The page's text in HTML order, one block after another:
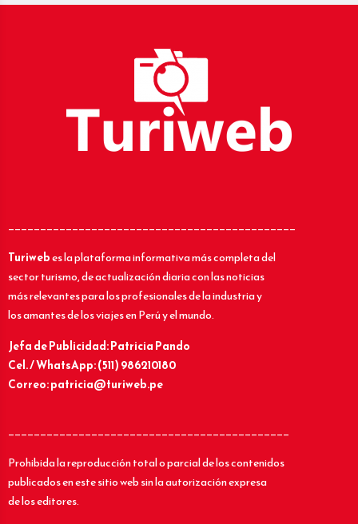
_____________________________________________
Turiwebes la plataforma informativa más completa del
sector turismo, de actualización diaria con las noticias
más relevantes para los profesionales de la industria y
los amantes de los viajes en Perú y el mundo.
Jefa de Publicidad: Patricia Pando
Cel. / WhatsApp: (511) 986210180
Correo: patricia@turiweb.pe
____________________________________________
Prohibida la reproducción total o parcial de los contenidos
publicados en este sitio web sin la autorización expresa
de los editores.